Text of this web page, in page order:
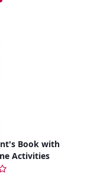
Book with
Activities